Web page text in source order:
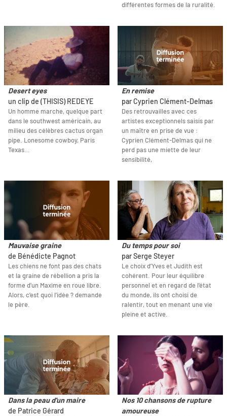
différentes formes de la ruralité.
Desert eyes
un clip de (THISIS) REDEYE
Un homme marche, quelque part
dans le southwest américain, au
milieu des célèbres cactus organ
pipe. Lonesome cowboy, Paris
Texas…
En remise
par Cyprien Clément-Delmas
Des retrouvailles avec ces
artistes exceptionnels saisis par
un maître en prise de vue :
Cyprien Clément-Delmas qui ne
perd pas une miette de leur
sensibilité,
Mauvaise graine
de Bénédicte Pagnot
Les chiens ne font pas des chats
et la graine de rébellion a pris la
forme d’un Maxime en roue libre.
Alors, c’est quoi l’idée ? demande
le père.
Du temps pour soi
par Serge Steyer
Le choix d’Yves et Judith est
cohérent. Pour leur équilibre
personnel et en regard de l’état
du monde, ils ont choisi de
ralentir, tout en menant une vie
pleine et active.
Dans la peau d'un maire
de Patrice Gérard
Nos 10 chansons de rupture
amoureuse